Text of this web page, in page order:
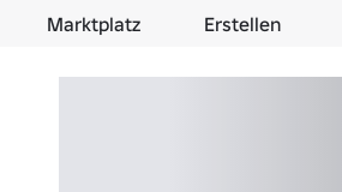
Marktplatz Erstellen